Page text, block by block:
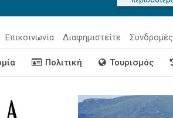
Επικοινωνία Διαφημιστείτε Συνδρομές
Πολιτική Τουρισμός